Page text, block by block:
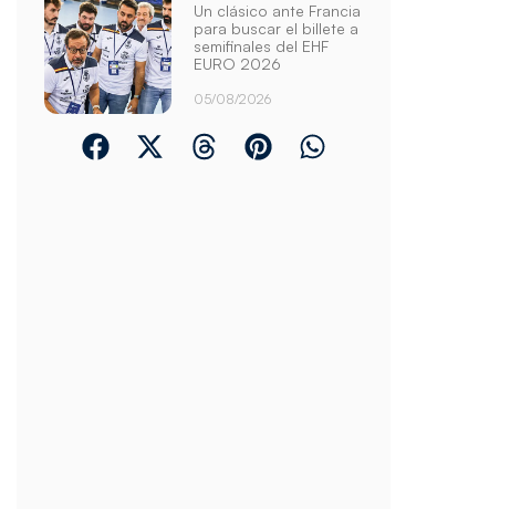
Un clásico ante Francia
para buscar el billete a
semifinales del EHF
EURO 2026
05/08/2026